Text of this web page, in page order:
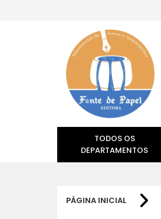
TODOS OS
DEPARTAMENTOS
PÁGINA INICIAL